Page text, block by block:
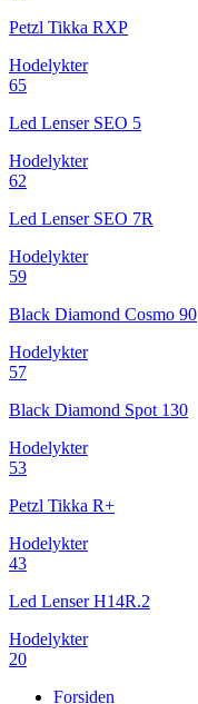
Petzl Tikka RXP
Hodelykter
65
Led Lenser SEO 5
Hodelykter
62
Led Lenser SEO 7R
Hodelykter
59
Black Diamond Cosmo 90
Hodelykter
57
Black Diamond Spot 130
Hodelykter
53
Petzl Tikka R+
Hodelykter
43
Led Lenser H14R.2
Hodelykter
20
Forsiden